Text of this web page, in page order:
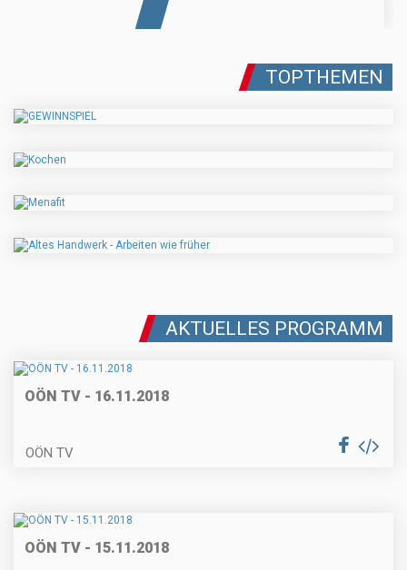
TOPTHEMEN
AKTUELLES PROGRAMM
OÖN TV - 16.11.2018
OÖN TV
OÖN TV - 15.11.2018